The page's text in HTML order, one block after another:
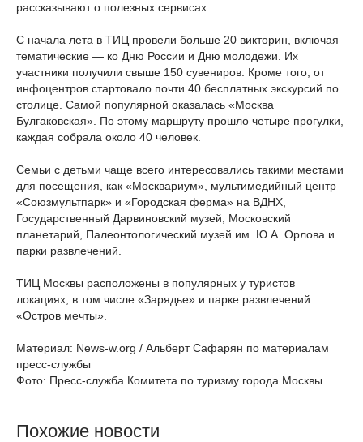
рассказывают о полезных сервисах.
С начала лета в ТИЦ провели больше 20 викторин, включая
тематические — ко Дню России и Дню молодежи. Их
участники получили свыше 150 сувениров. Кроме того, от
инфоцентров стартовало почти 40 бесплатных экскурсий по
столице. Самой популярной оказалась «Москва
Булгаковская». По этому маршруту прошло четыре прогулки,
каждая собрала около 40 человек.
Семьи с детьми чаще всего интересовались такими местами
для посещения, как «Москвариум», мультимедийный центр
«Союзмультпарк» и «Городская ферма» на ВДНХ,
Государственный Дарвиновский музей, Московский
планетарий, Палеонтологический музей им. Ю.А. Орлова и
парки развлечений.
ТИЦ Москвы расположены в популярных у туристов
локациях, в том числе «Зарядье» и парке развлечений
«Остров мечты».
Материал: News-w.org / Альберт Сафарян по материалам
пресс-службы
Фото: Пресс-служба Комитета по туризму города Москвы
Похожие новости